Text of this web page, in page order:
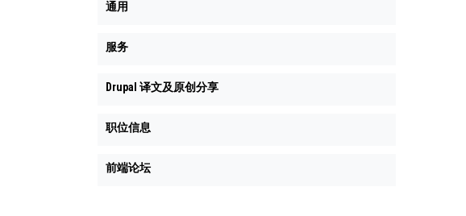
通用
服务
Drupal 译文及原创分享
职位信息
前端论坛